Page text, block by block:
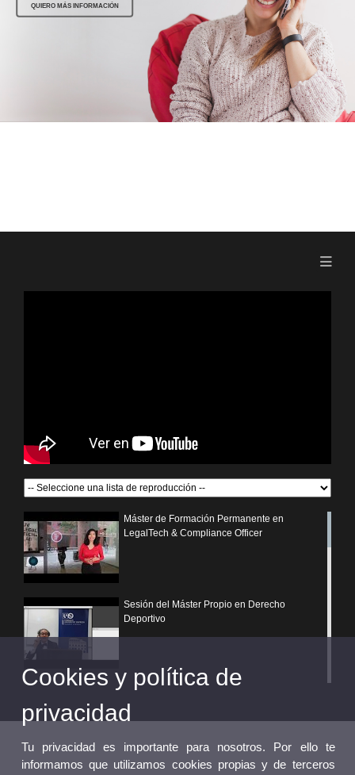
QUIERO MÁS INFORMACIÓN
Máster de Formación Permanente en
LegalTech & Compliance Officer
Sesión del Máster Propio en Derecho
Deportivo
¿Por qué elegir un postgrado propio de la
Universitat de València?
Cookies y política de
privacidad
Tu privacidad es importante para nosotros. Por ello te
informamos que utilizamos cookies propias y de terceros